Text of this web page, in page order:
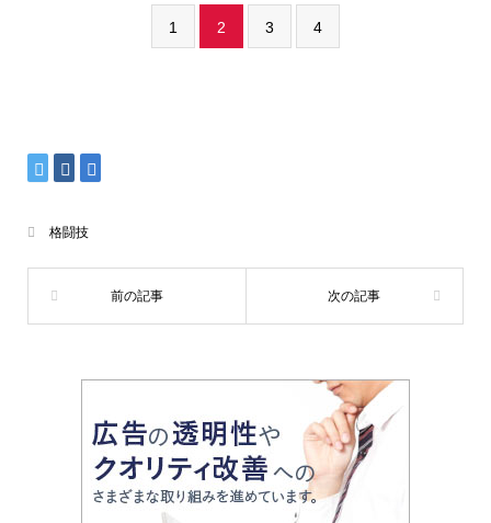
1 2 3 4
格闘技